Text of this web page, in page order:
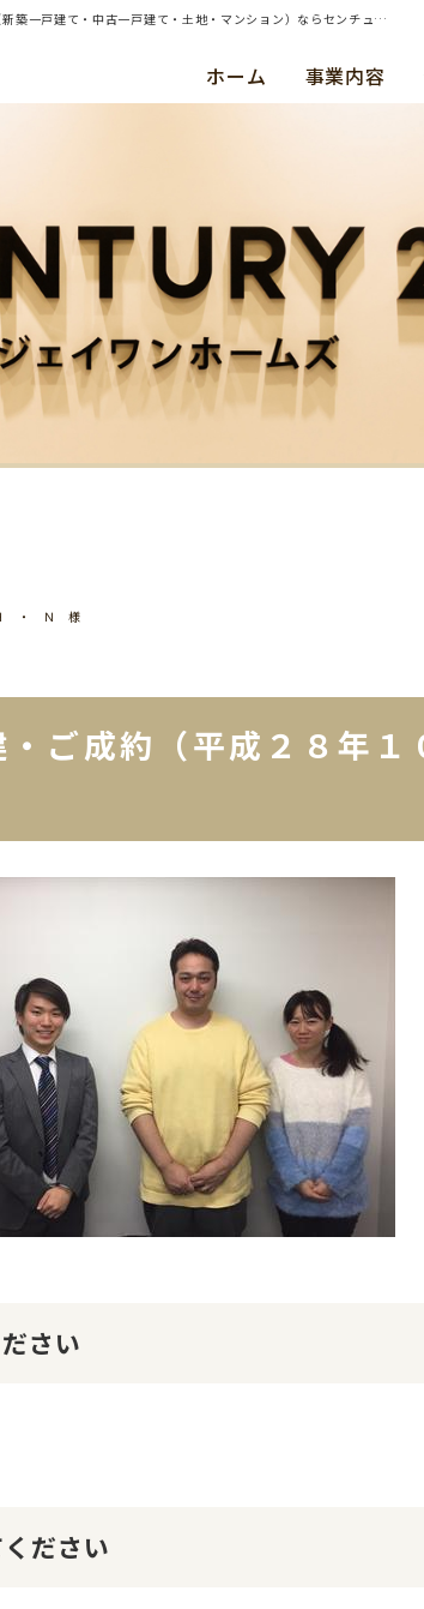
| 川崎市宮前区・新築戸建・ご成約（平成２８年１０月） Ｈ ・ Ｎ 様 | 横浜・川崎・東京都内の不動産（新築一戸建て・中古一戸建て・土地・マンション）ならセンチュリー21ジェイワンホームズ
ホーム 事業内容
Ｈ ・ Ｎ 様
・ご成約（平成２８
さい
ださい